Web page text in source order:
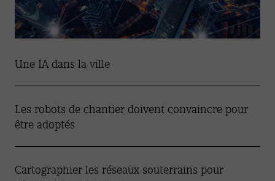
Une IA dans la ville
Les robots de chantier doivent convaincre pour
être adoptés
Cartographier les réseaux souterrains pour